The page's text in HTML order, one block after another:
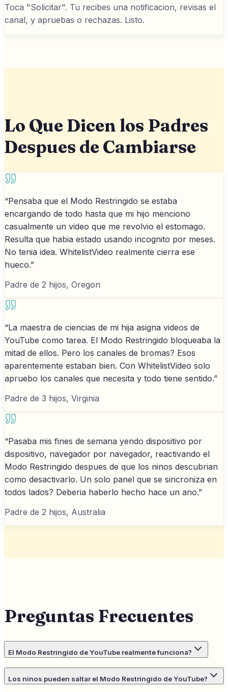
Toca "Solicitar". Tu recibes una notificacion, revisas el
canal, y apruebas o rechazas. Listo.
Lo Que Dicen los Padres
Despues de Cambiarse
“Pensaba que el Modo Restringido se estaba
encargando de todo hasta que mi hijo menciono
casualmente un video que me revolvio el estomago.
Resulta que habia estado usando incognito por meses.
No tenia idea. WhitelistVideo realmente cierra ese
hueco.”
Padre de 2 hijos, Oregon
“La maestra de ciencias de mi hija asigna videos de
YouTube como tarea. El Modo Restringido bloqueaba la
mitad de ellos. Pero los canales de bromas? Esos
aparentemente estaban bien. Con WhitelistVideo solo
apruebo los canales que necesita y todo tiene sentido.”
Padre de 3 hijos, Virginia
“Pasaba mis fines de semana yendo dispositivo por
dispositivo, navegador por navegador, reactivando el
Modo Restringido despues de que los ninos descubrian
como desactivarlo. Un solo panel que se sincroniza en
todos lados? Deberia haberlo hecho hace un ano.”
Padre de 2 hijos, Australia
Preguntas Frecuentes
El Modo Restringido de YouTube realmente funciona?
Los ninos pueden saltar el Modo Restringido de YouTube?